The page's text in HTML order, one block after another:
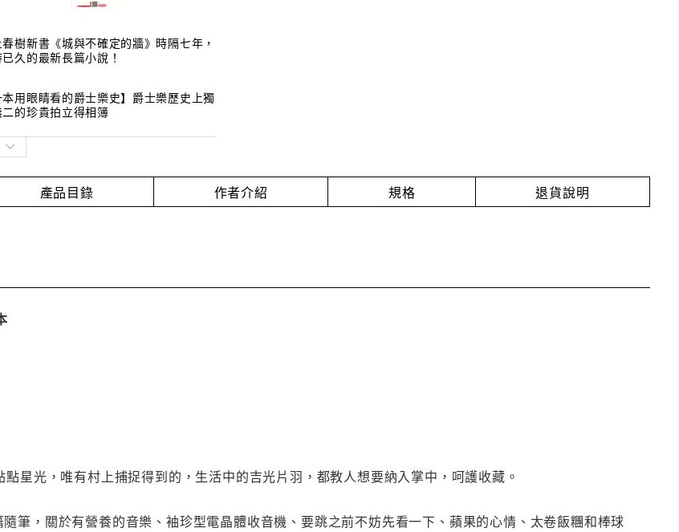
樹新書《城與不確定的牆》時隔七年，
久的最新長篇小說！
本用眼睛看的爵士樂史】爵士樂歷史上獨
的珍貴拍立得相簿
產品目錄 作者介紹 規格 退貨說明
星光，唯有村上捕捉得到的，生活中的吉光片羽，都教人想要納入掌中，呵護收藏。
筆，關於有營養的音樂、袖珍型電晶體收音機、要跳之前不妨先看一下、蘋果的心情、太卷飯糰和棒球